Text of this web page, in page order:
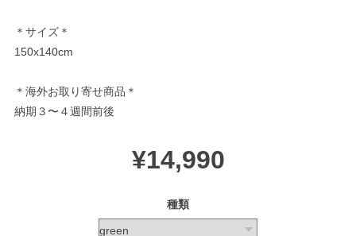
＊サイズ＊
150x140cm
＊海外お取り寄せ商品＊
納期３〜４週間前後
¥14,990
種類